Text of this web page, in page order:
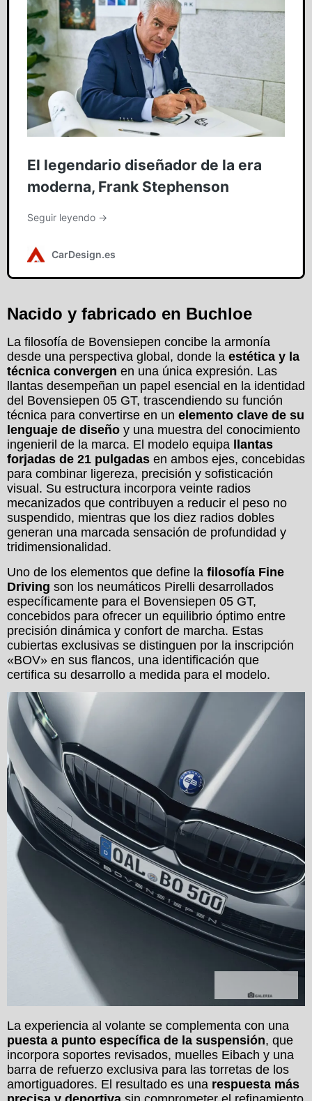
Nacido y fabricado en Buchloe
La filosofía de Bovensiepen concibe la armonía
desde una perspectiva global, donde la estética y la
técnica convergen en una única expresión. Las
llantas desempeñan un papel esencial en la identidad
del Bovensiepen 05 GT, trascendiendo su función
técnica para convertirse en un elemento clave de su
lenguaje de diseño y una muestra del conocimiento
ingenieril de la marca. El modelo equipa
llantas
forjadas de 21 pulgadas en ambos ejes, concebidas
para combinar ligereza, precisión y sofisticación
visual. Su estructura incorpora veinte radios
mecanizados que contribuyen a reducir el peso no
suspendido, mientras que los diez radios dobles
generan una marcada sensación de profundidad y
tridimensionalidad.
Uno de los elementos que define la filosofía Fine
Driving son los neumáticos Pirelli desarrollados
específicamente para el Bovensiepen 05 GT,
concebidos para ofrecer un equilibrio óptimo entre
precisión dinámica y confort de marcha. Estas
cubiertas exclusivas se distinguen por la inscripción
«BOV» en sus flancos, una identificación que
certifica su desarrollo a medida para el modelo.
La experiencia al volante se complementa con una
puesta a punto específica de la suspensión, que
incorpora soportes revisados, muelles Eibach y una
barra de refuerzo exclusiva para las torretas de los
amortiguadores. El resultado es una respuesta más